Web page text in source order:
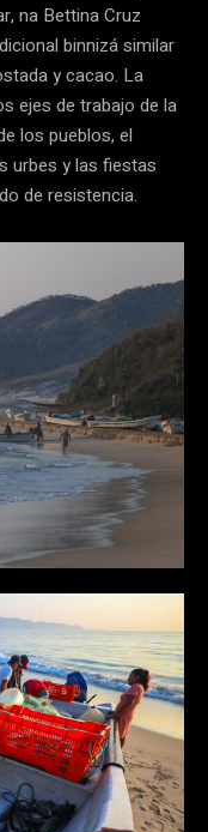
na Bettina Cruz
binnizá similar
y cacao. La
ejes de trabajo de la
los pueblos, el
urbes y las fiestas
de resistencia.